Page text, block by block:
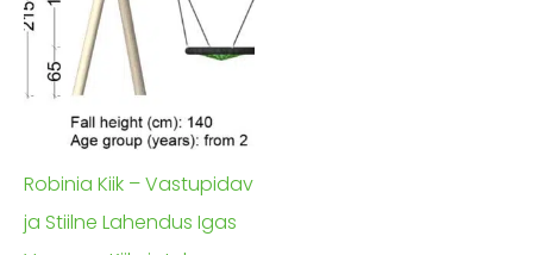
Robinia Kiik – Vastupidav
ja Stiilne Lahendus Igas